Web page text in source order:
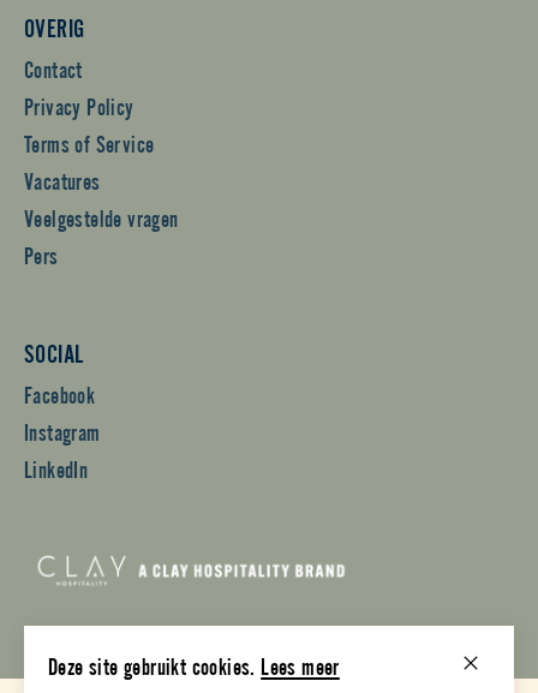
Deze site gebruikt cookies. Lees meer
OVERIG
Contact
Privacy Policy
Terms of Service
Vacatures
Veelgestelde vragen
Pers
SOCIAL
Facebook
Instagram
LinkedIn